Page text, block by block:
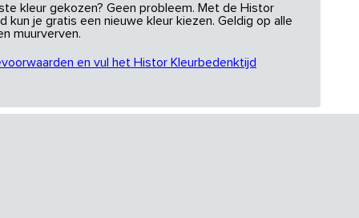
kleur gekozen? Geen probleem. Met de Histor
kun je gratis een nieuwe kleur kiezen. Geldig op alle
muurverven.
en vul het Histor Kleurbedenktijd